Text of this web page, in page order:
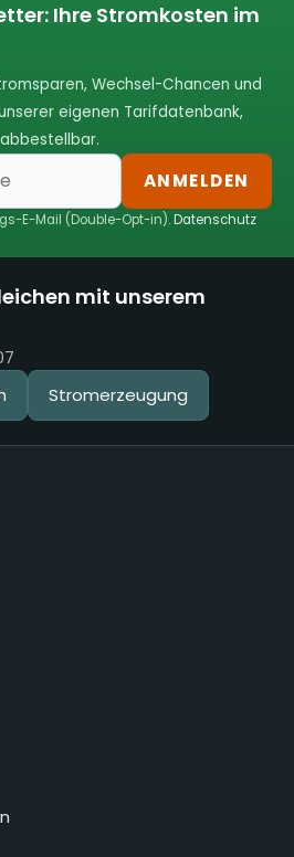
Ihre Stromkosten im
Wechsel-Chancen und
eigenen Tarifdatenbank,
ANMELDEN
E-Mail (Double-Opt-in).Datenschutz
mit unserem
Stromerzeugung